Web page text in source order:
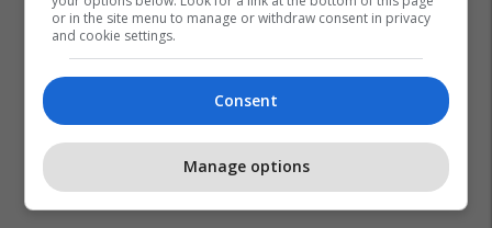
or in the site menu to manage or withdraw consent in privacy
and cookie settings.
Consent
Manage options